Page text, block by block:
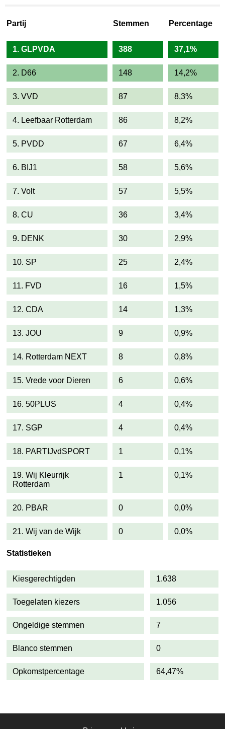
Partij Stemmen Percentage
1. GLPVDA 388 37,1%
2. D66 148 14,2%
3. VVD 87 8,3%
4. Leefbaar Rotterdam 86 8,2%
5. PVDD 67 6,4%
6. BIJ1 58 5,6%
7. Volt 57 5,5%
8. CU 36 3,4%
9. DENK 30 2,9%
10. SP 25 2,4%
11. FVD 16 1,5%
12. CDA 14 1,3%
13. JOU 9 0,9%
14. Rotterdam NEXT 8 0,8%
15. Vrede voor Dieren 6 0,6%
16. 50PLUS 4 0,4%
17. SGP 4 0,4%
18. PARTIJvdSPORT 1 0,1%
19. Wij Kleurrijk
Rotterdam
1 0,1%
20. PBAR 0 0,0%
21. Wij van de Wijk 0 0,0%
Statistieken
Kiesgerechtigden 1.638
Toegelaten kiezers 1.056
Ongeldige stemmen 7
Blanco stemmen 0
Opkomstpercentage 64,47%